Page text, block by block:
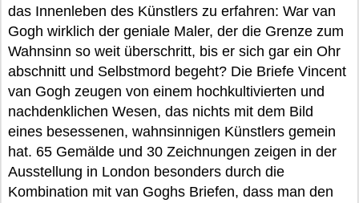
das Innenleben des Künstlers zu erfahren: War van
Gogh wirklich der geniale Maler, der die Grenze zum
Wahnsinn so weit überschritt, bis er sich gar ein Ohr
abschnitt und Selbstmord begeht? Die Briefe Vincent
van Gogh zeugen von einem hochkultivierten und
nachdenklichen Wesen, das nichts mit dem Bild
eines besessenen, wahnsinnigen Künstlers gemein
hat. 65 Gemälde und 30 Zeichnungen zeigen in der
Ausstellung in London besonders durch die
Kombination mit van Goghs Briefen, dass man den